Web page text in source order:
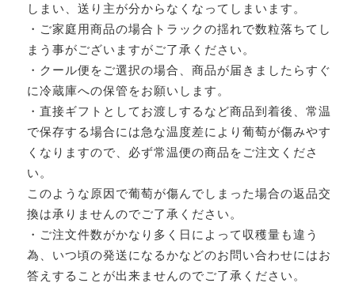
しまい、送り主が分からなくなってしまいます。
・ご家庭用商品の場合トラックの揺れで数粒落ちてし
まう事がございますがご了承ください。
・クール便をご選択の場合、商品が届きましたらすぐ
に冷蔵庫への保管をお願いします。
・直接ギフトとしてお渡しするなど商品到着後、常温
で保存する場合には急な温度差により葡萄が傷みやす
くなりますので、必ず常温便の商品をご注文くださ
い。
このような原因で葡萄が傷んでしまった場合の返品交
換は承りませんのでご了承ください。
・ご注文件数がかなり多く日によって収穫量も違う
為、いつ頃の発送になるかなどのお問い合わせにはお
答えすることが出来ませんのでご了承ください。